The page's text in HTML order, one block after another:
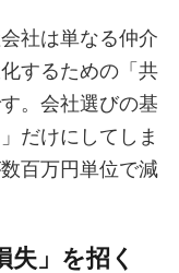
社は単なる仲介
するための「共
。会社選びの基
だけにしてしま
百万円単位で減
」を招く